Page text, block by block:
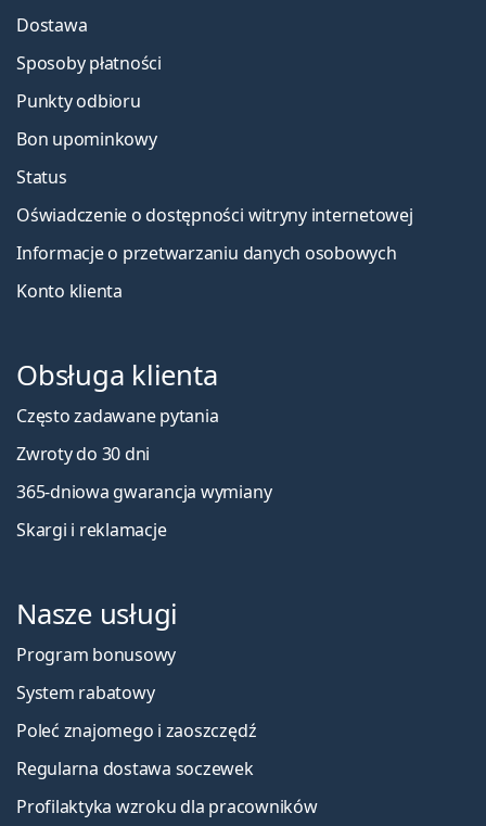
Dostawa
Sposoby płatności
Punkty odbioru
Bon upominkowy
Status
Oświadczenie o dostępności witryny internetowej
Informacje o przetwarzaniu danych osobowych
Konto klienta
Obsługa klienta
Często zadawane pytania
Zwroty do 30 dni
365-dniowa gwarancja wymiany
Skargi i reklamacje
Nasze usługi
Program bonusowy
System rabatowy
Poleć znajomego i zaoszczędź
Regularna dostawa soczewek
Profilaktyka wzroku dla pracowników